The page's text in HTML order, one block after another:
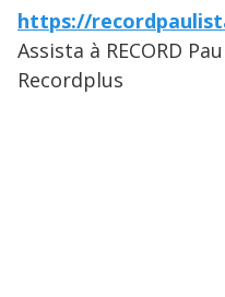
https://
Assista à RECORD
Recordplus